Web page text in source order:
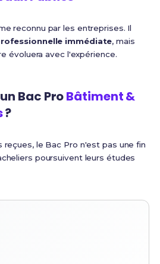
reconnu par les entreprises. Il
immédiate, mais
évoluera avec l'expérience.
Bac ProBâtiment &
?
reçues, le Bac Pro n'est pas une fin
poursuivent leurs études